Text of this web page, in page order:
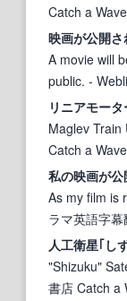
Catch a Wave
映画が公開さ
A movie will
public. -
リニアモー
Maglev Train
Catch a Wave
私の映画が公
As my film is
ラマ英語字
人工衛星｢し
"Shizuku"
書店 Catch a